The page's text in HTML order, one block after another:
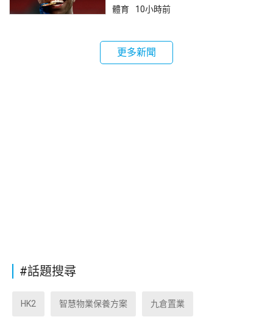
體育 10小時前
更多新聞
#話題搜尋
HK2 智慧物業保養方案 九倉置業